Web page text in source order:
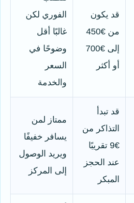
قد يكون
من €450
إلى €700
أو أكثر
الفوري لكن
غالبًا أقل
وضوحًا في
السعر
والخدمة
قد تبدأ
التذاكر من
€9 تقريبًا
عند الحجز
المبكر
ممتاز لمن
يسافر خفيفًا
ويريد الوصول
إلى المركز